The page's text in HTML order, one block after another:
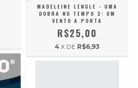
MADELEINE LENGLE - UMA
DOBRA NO TEMPO 2: UM
VENTO A PORTA
R$25,00
4 X DE R$6,93